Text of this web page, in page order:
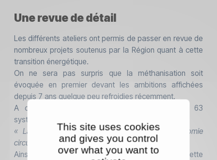
Une revue de détail
Les différents ateliers ont permis de passer en revue de
nombreux projets soutenus par la Région quant à cette
transition énergétique.
On ne sera pas surpris que la méthanisation soit
évoquée en premier devant les ambitions affichées
depuis 7 ans quelque peu refroidies récemment.
A ce jour, 215 projets sont activés alors que 63
systèmes actifs génèrent déjà 1.3 TWh.
« La méthanisation est la championne de l’économie
circulaire »
soulignera un intervenant.
Ainsi, la communauté d’Argentan a saisi cette
This site uses cookies
and gives you control
over what you want to